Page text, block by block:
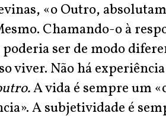
«o Outro,
Chamando-o à
ser de modo
viver. Não há
A vida é sempre um
A subjetividade é